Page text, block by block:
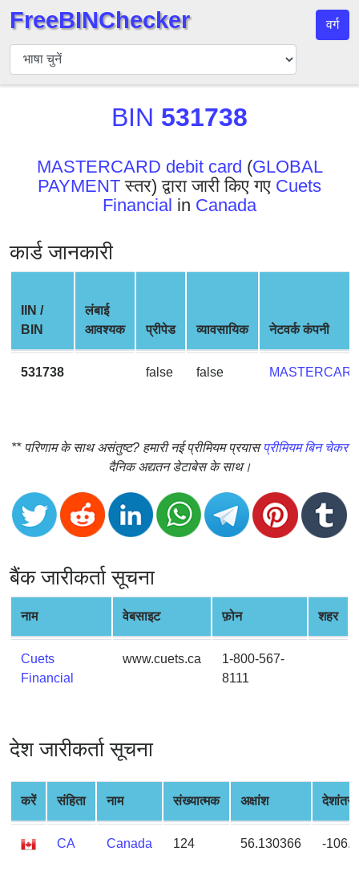
बिन
चेकर
संख्या
Generator
BIN
v2
CC
Generator
Validator
Credit
Generator
Random
Credit
Card
Generator
Generate
from
BIN
Credit
Card
Checker
Service
FreeBINChecker वर्ग
BIN 531738
MASTERCARD debit card (GLOBAL
PAYMENT स्तर) द्वारा जारी किए गए Cuets
Financial in Canada
कार्ड जानकारी
IIN /
BIN
लंबाई
आवश्यक
प्रीपेड व्यावसायिक नेटवर्क कंपनी
531738 false false
** परिणाम के साथ असंतुष्ट? हमारी नई प्रीमियम प्रयासप्रीमियम बिन चेकर
दैनिक अद्यतन डेटाबेस के साथ।
बैंक जारीकर्ता सूचना
नाम वेबसाइट फ़ोन शहर
Cuets
Financial
www.cuets.ca
1-800-567-
8111
देश जारीकर्ता सूचना
करें संहिता नाम संख्यात्मक अक्षांश देशांतर
CA Canada 124 56.130366 -